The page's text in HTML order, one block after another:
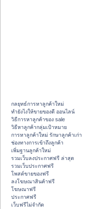
กลยุทธ์การหาลูกค้าใหม่
ทํายังไงให้ขายของดี ออนไลน์
วิธีการหาลูกค้าของ sale
วิธีหาลูกค้ากลุ่มเป้าหมาย
การหาลูกค้าใหม่ รักษาลูกค้าเก่า
ช่องทางการเข้าถึงลูกค้า
เพิ่มฐานลูกค้าใหม่
รวมเว็บลงประกาศฟรี ล่าสุด
รวมเว็บประกาศฟรี
โพสต์ขายของฟรี
ลงโฆษณาสินค้าฟรี
โฆษณาฟรี
ประกาศฟรี
เว็บฟรีไม่จำกัด